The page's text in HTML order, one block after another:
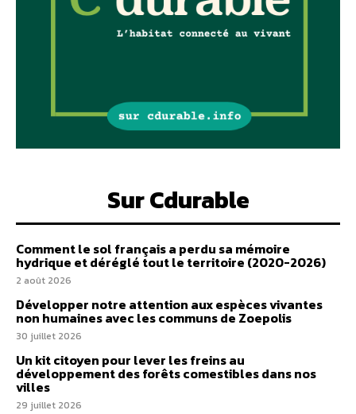
Sur Cdurable
Comment le sol français a perdu sa mémoire
hydrique et déréglé tout le territoire (2020-2026)
2 août 2026
Développer notre attention aux espèces vivantes
non humaines avec les communs de Zoepolis
30 juillet 2026
Un kit citoyen pour lever les freins au
développement des forêts comestibles dans nos
villes
29 juillet 2026